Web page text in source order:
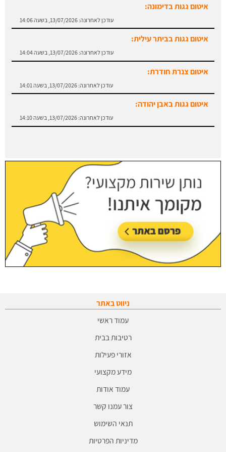
איטום גגות בביתר עילית:
עודכן לאחרונה: 13/07/2026, בשעה 14:04
איטום צנרת חודרת:
עודכן לאחרונה:13/07/2026, בשעה 14:01
איטום גגות באבן יהודה:
עודכן לאחרונה: 13/07/2026, בשעה 14:10
איטום גגות בבאר יעקב:
עודכן לאחרונה: 13/07/2026, בשעה 14:08
ניווט באתר
עמוד ראשי
רטיבות בבית
אזורי פעילות
מידע מקצועי
עמוד אודות
צור עמנו קשר
תנאי השימוש
מדיניות הפרטיות